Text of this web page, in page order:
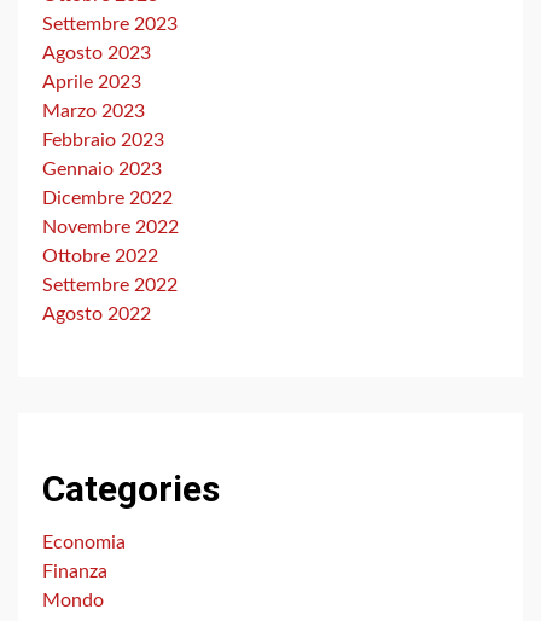
Settembre 2023
Agosto 2023
Aprile 2023
Marzo 2023
Febbraio 2023
Gennaio 2023
Dicembre 2022
Novembre 2022
Ottobre 2022
Settembre 2022
Agosto 2022
Categories
Economia
Finanza
Mondo